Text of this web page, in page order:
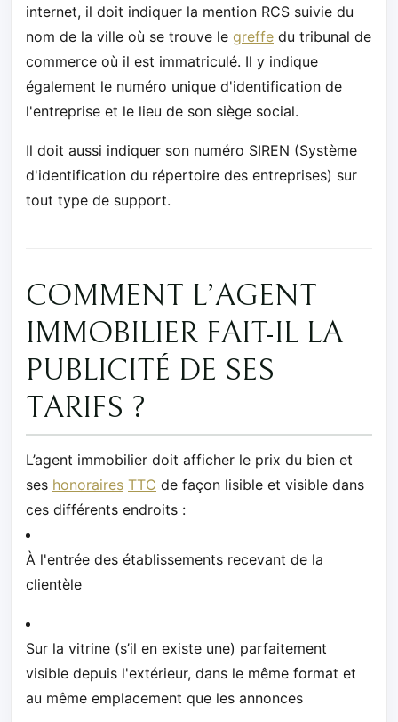
internet, il doit indiquer la mention RCS suivie du
nom de la ville où se trouve le greffe du tribunal de
commerce où il est immatriculé. Il y indique
également le numéro unique d'identification de
l'entreprise et le lieu de son siège social.
Il doit aussi indiquer son numéro SIREN (Système
d'identification du répertoire des entreprises) sur
tout type de support.
COMMENT L’AGENT
IMMOBILIER FAIT-IL LA
PUBLICITÉ DE SES
TARIFS ?
L’agent immobilier doit afficher le prix du bien et
ses honoraires TTC de façon lisible et visible dans
ces différents endroits :
À l'entrée des établissements recevant de la
clientèle
Sur la vitrine (s’il en existe une) parfaitement
visible depuis l'extérieur, dans le même format et
au même emplacement que les annonces